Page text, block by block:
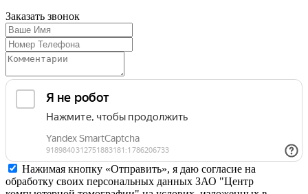
Заказать звонок
Нажимая кнопку «Отправить», я даю согласие на
обработку своих персональных данных ЗАО "Центр